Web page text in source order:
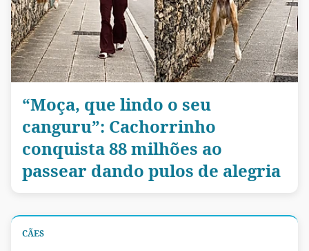
“Moça, que lindo o seu
canguru”: Cachorrinho
conquista 88 milhões ao
passear dando pulos de alegria
CÃES